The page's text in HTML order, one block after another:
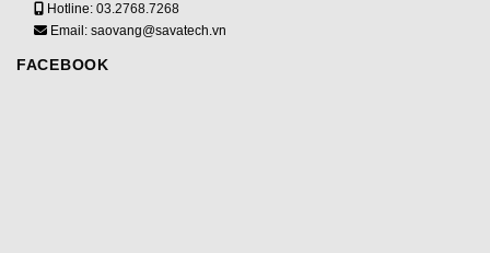
Hotline: 03.2768.7268
Email: saovang@savatech.vn
FACEBOOK